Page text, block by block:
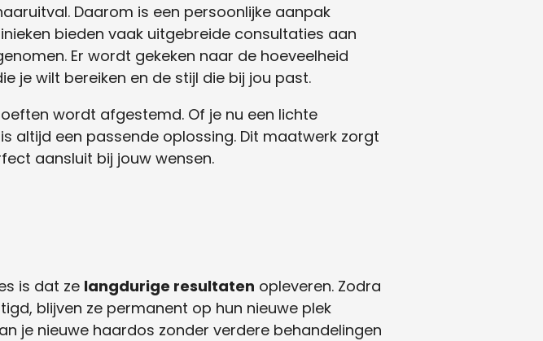
Daarom is een persoonlijke aanpak
bieden vaak uitgebreide consultaties aan
Er wordt gekeken naar de hoeveelheid
je wilt bereiken en de stijl die bij jou past.
wordt afgestemd. Of je nu een lichte
altijd een passende oplossing. Dit maatwerk zorgt
aansluit bij jouw wensen.
is dat ze langdurige resultaten opleveren. Zodra
blijven ze permanent op hun nieuwe plek
je nieuwe haardos zonder verdere behandelingen